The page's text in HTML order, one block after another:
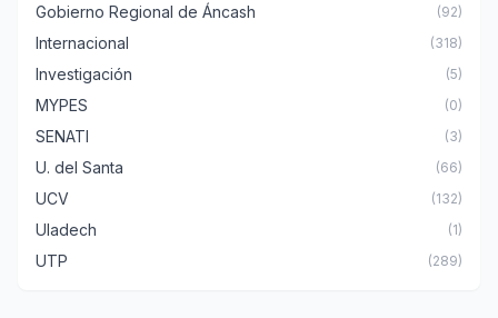
Gobierno Regional de Áncash (92)
Internacional (318)
Investigación (5)
MYPES (0)
SENATI (3)
U. del Santa (66)
UCV (132)
Uladech (1)
UTP (289)